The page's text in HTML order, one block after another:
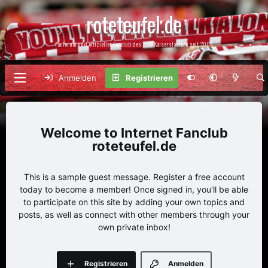
roteteufel.de
Fanforum und offizieller Fanclub des 1. FC Kaiserslautern seit 2004
Anmelden Registrieren
Internet Fanclub
roteteufel.de
This is a sample guest message. Register a free account
today to become a member! Once signed in, you'll be able
to participate on this site by adding your own topics and
posts, as well as connect with other members through your
own private inbox!
Anmelden
Registrieren